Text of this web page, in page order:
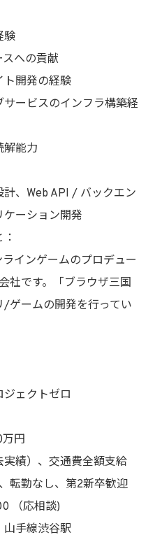
験
への貢献
開発の経験
ービスのインフラ構築経
能力
、Web API / バックエン
ケーション開発
インゲームのプロデュー
社です。「ブラウザ三国
ゲームの開発を行ってい
ジェクトゼロ
万円
実績）、交通費全額支給
転勤なし、第2新卒歓迎
（応相談)
山手線渋谷駅